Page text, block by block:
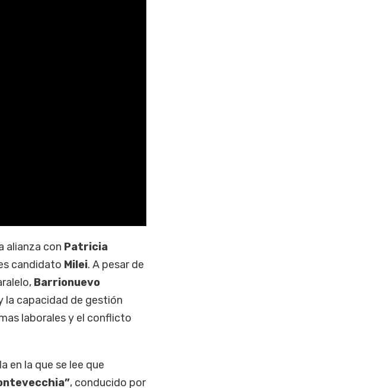
alianza con Patricia
candidato Milei. A pesar de
Barrionuevo
la capacidad de gestión
laborales y el conflicto
en la que se lee que
, conducido por